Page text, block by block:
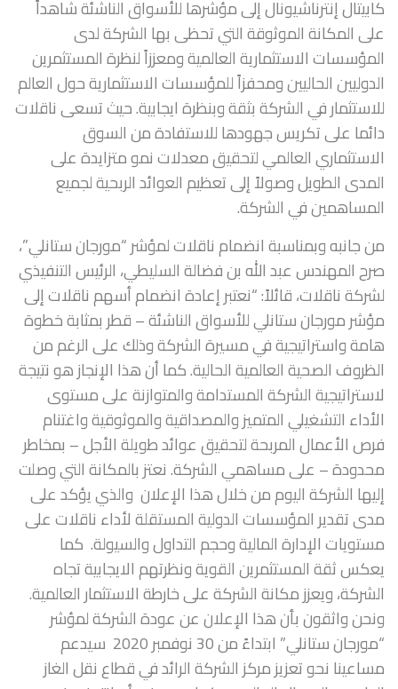
كابيتال إنترناشيونال إلى مؤشرها للأسواق الناشئة شاهداً
على المكانة الموثوقة التي تحظى بها الشركة لدى
المؤسسات الاستثمارية العالمية ومعززاً لنظرة المستثمرين
الدوليين الحاليين ومحفزاً للمؤسسات الاستثمارية حول العالم
للاستثمار في الشركة بثقة وبنظرة ايجابية. حيث تسعى ناقلات
دائما على تكريس جهودها للاستفادة من السوق
الاستثماري العالمي لتحقيق معدلات نمو متزايدة على
المدى الطويل وصولاً إلى تعظيم العوائد الربحية لجميع
المساهمين في الشركة.
من جانبه وبمناسبة انضمام ناقلات لمؤشر “مورجان ستانلي”،
صرح المهندس عبد الله بن فضالة السليطي، الرئيس التنفيذي
لشركة ناقلات، قائلاً: “نعتبر إعادة انضمام أسهم ناقلات إلى
مؤشر مورجان ستانلي للأسواق الناشئة – قطر بمثابة خطوة
هامة واستراتيجية في مسيرة الشركة وذلك على الرغم من
الظروف الصحية العالمية الحالية. كما أن هذا الإنجاز هو نتيجة
لاستراتيجية الشركة المستدامة والمتوازنة على مستوى
الأداء التشغيلي المتميز والمصداقية والموثوقية واغتنام
فرص الأعمال المربحة لتحقيق عوائد طويلة الأجل – بمخاطر
محدودة – على مساهمي الشركة. نعتز بالمكانة التي وصلت
إليها الشركة اليوم من خلال هذا الإعلان والذي يؤكد على
مدى تقدير المؤسسات الدولية المستقلة لأداء ناقلات على
مستويات الإدارة المالية وحجم التداول والسيولة. كما
يعكس ثقة المستثمرين القوية ونظرتهم الايجابية تجاه
الشركة، ويعزز مكانة الشركة على خارطة الاستثمار العالمية.
ونحن واثقون بأن هذا الإعلان عن عودة الشركة لمؤشر
“مورجان ستانلي” ابتداءً من 30 نوفمبر 2020 سيدعم
مساعينا نحو تعزيز مركز الشركة الرائد في قطاع نقل الغاز